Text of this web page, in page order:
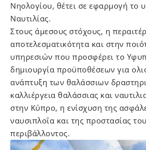
Νηολογίου, θέτει σε εφαρμογή το
Ναυτιλίας.
Στους άμεσους στόχους, η
αποτελεσματικότητα και στην
υπηρεσιών που προσφέρει το
δημιουργία προϋποθέσεων για
ανάπτυξη των θαλάσσιων
καλλιέργεια θαλάσσιας και
στην Κύπρο, η ενίσχυση της
ναυσιπλοΐα και της προστασίας
περιβάλλοντος.